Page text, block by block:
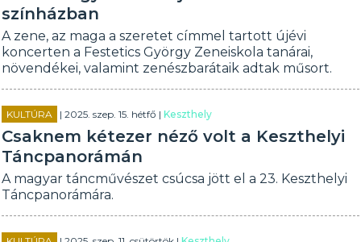
színházban
A zene, az maga a szeretet címmel tartott újévi
koncerten a Festetics György Zeneiskola tanárai,
növendékei, valamint zenészbarátaik adtak műsort.
KULTÚRA | 2025. szep. 15. hétfő |Keszthely
Csaknem kétezer néző volt a Keszthelyi
Táncpanorámán
A magyar táncművészet csúcsa jött el a 23. Keszthelyi
Táncpanorámára.